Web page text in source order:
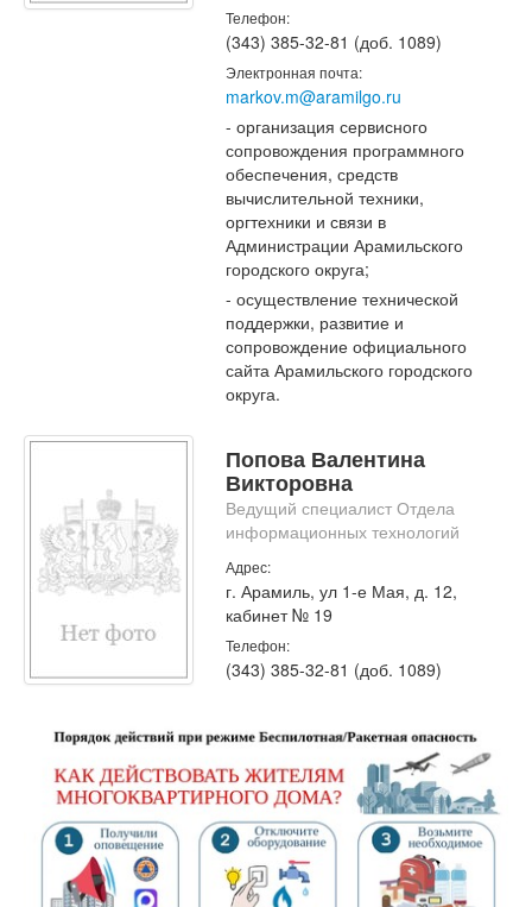
Телефон:
(343) 385-32-81 (доб. 1089)
Электронная почта:
markov.m@aramilgo.ru
- организация сервисного
сопровождения программного
обеспечения, средств
вычислительной техники,
оргтехники и связи в
Администрации Арамильского
городского округа;
- осуществление технической
поддержки, развитие и
сопровождение официального
сайта Арамильского городского
округа.
Попова Валентина
Викторовна
Ведущий специалист Отдела
информационных технологий
Адрес:
г. Арамиль, ул 1-е Мая, д. 12,
кабинет № 19
Телефон:
(343) 385-32-81 (доб. 1089)